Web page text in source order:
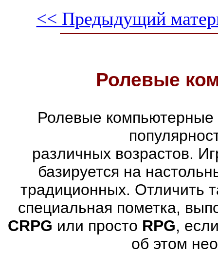
<< Предыдущий
Ролевые
Ролевые компьютерные
различных возрастов.
базируется на
традиционных. Отличить
специальная пометка,
CRPG или просто RPG,
об этом